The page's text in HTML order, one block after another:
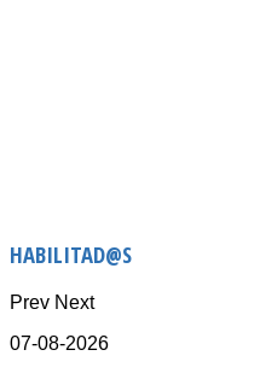
HABILITAD@S
Prev Next
07-08-2026